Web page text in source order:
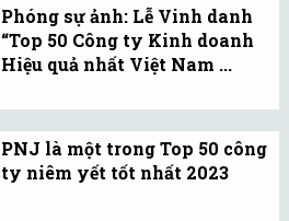
diện cho nhóm ngành
dược có vốn hóa vừa được
nhận giải thưởng tại Lễ
Vinh danh “Top 50 Công
ty Kinh doanh Hiệu quả
nhất Việt Nam 2023”.
Phóng sự ảnh: Lễ Vinh danh
“Top 50 Công ty Kinh doanh
Hiệu quả nhất Việt Nam ...
50 Công ty Kinh doanh
Hiệu quả nhất Việt Nam
PNJ là một trong Top 50 công
ty niêm yết tốt nhất 2023